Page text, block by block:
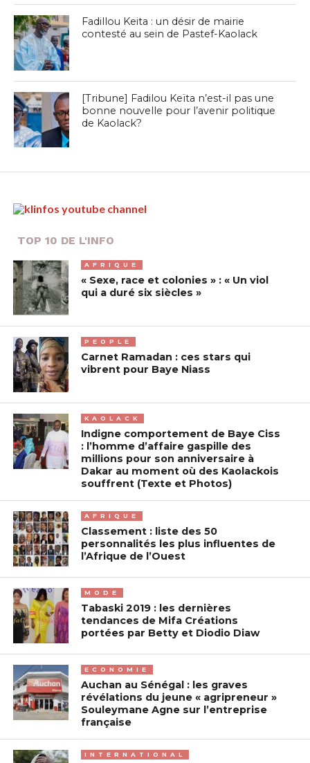
Fadillou Keita : un désir de mairie
contesté au sein de Pastef-Kaolack
[Tribune] Fadilou Keïta n’est-il pas une
bonne nouvelle pour l’avenir politique
de Kaolack?
TOP 10 DE L'INFO
AFRIQUE
« Sexe, race et colonies » : « Un viol
qui a duré six siècles »
PEOPLE
Carnet Ramadan : ces stars qui
vibrent pour Baye Niass
KAOLACK
Indigne comportement de Baye Ciss
: l’homme d’affaire gaspille des
millions pour son anniversaire à
Dakar au moment où des Kaolackois
souffrent (Texte et Photos)
AFRIQUE
Classement : liste des 50
personnalités les plus influentes de
l’Afrique de l’Ouest
MODE
Tabaski 2019 : les dernières
tendances de Mifa Créations
portées par Betty et Diodio Diaw
ECONOMIE
Auchan au Sénégal : les graves
révélations du jeune « agripreneur »
Souleymane Agne sur l’entreprise
française
INTERNATIONAL